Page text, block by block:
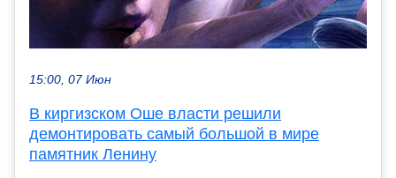
15:00, 07 Июн
В киргизском Оше власти решили
демонтировать самый большой в мире
памятник Ленину